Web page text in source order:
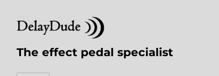
The effect pedal specialist